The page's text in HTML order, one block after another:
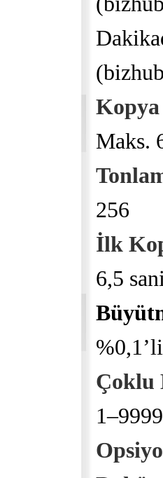
Maks.
256
İlk
6,5
Çoklu
1–9999